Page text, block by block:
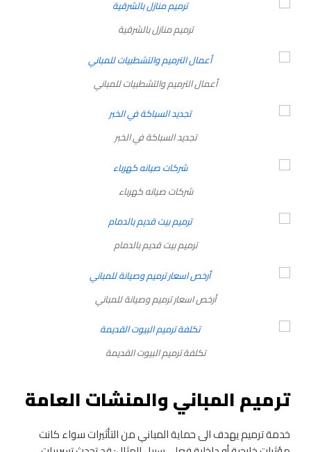
ترميم منازل بالشرقية
أعمال الترميم والتشطبيات للمباني
تجديد السباكة في الخبر
شركات صيانه كهرباء
ترميم بيت قديم بالدمام
أرخص اسعار ترميم وصيانة للمباني
تكلفة ترميم البيوت القديمة
ترميم المباني والمنشات العامة
خدمة ترميم يهدف الى حماية المباني من التأثيرات سواء كانت